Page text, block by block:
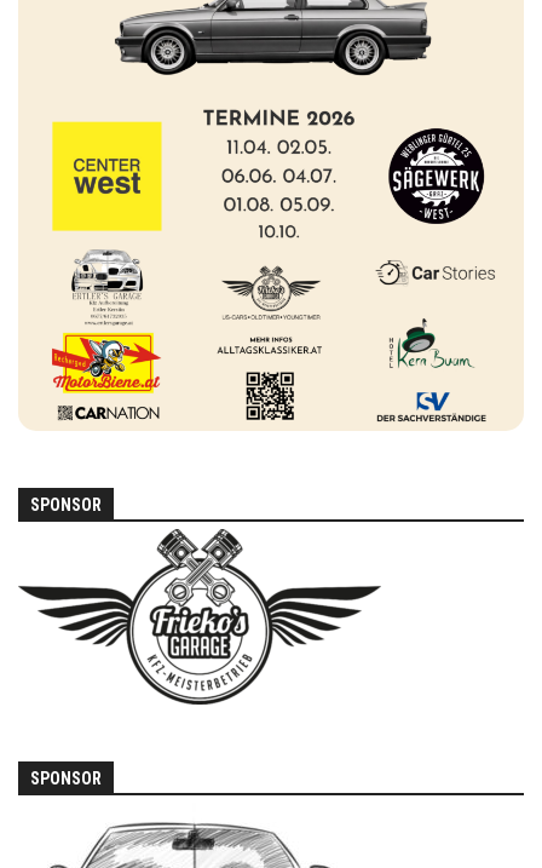
SPONSOR
SPONSOR